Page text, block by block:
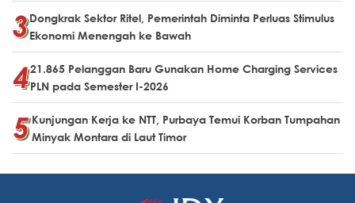
Dongkrak Sektor Ritel, Pemerintah Diminta Perluas Stimulus
Ekonomi Menengah ke Bawah
21.865 Pelanggan Baru Gunakan Home Charging Services
PLN pada Semester I-2026
Kunjungan Kerja ke NTT, Purbaya Temui Korban Tumpahan
Minyak Montara di Laut Timor